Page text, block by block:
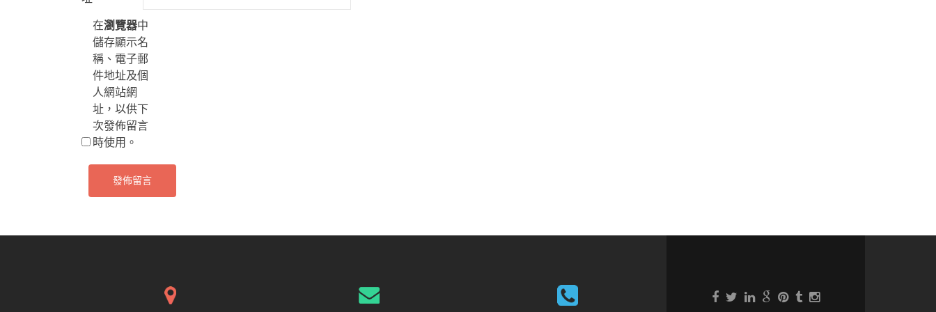
在瀏覽器中
儲存顯示名
稱、電子郵
件地址及個
人網站網
址，以供下
次發佈留言
時使用。